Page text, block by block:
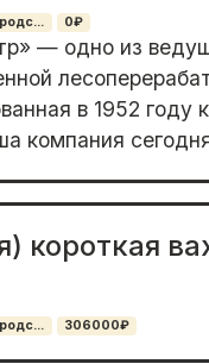
0₽
— одно из
в 1952 году
компания
короткая
306000₽